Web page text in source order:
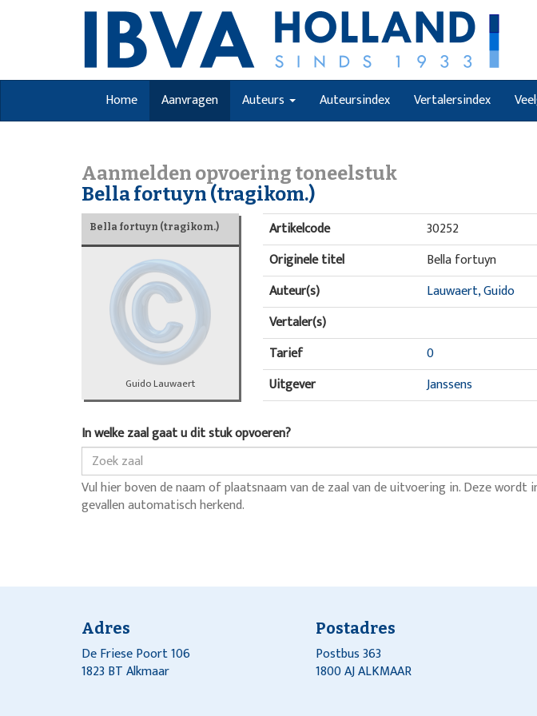
Home Aanvragen Auteurs Auteursindex Vertalersindex
Aanmelden opvoering toneelstuk
Bella fortuyn (tragikom.)
Bella fortuyn (tragikom.)
Guido Lauwaert
Artikelcode
30252
Originele titel
Bella fortuyn
Auteur(s)
Lauwaert, Guido
Vertaler(s)
Tarief
0
Uitgever
Janssens
In welke zaal gaat u dit stuk opvoeren?
Vul hier boven de naam of plaatsnaam van de zaal van de uitvoering in. Deze wordt
gevallen automatisch herkend.
Adres
De Friese Poort 106
1823 BT Alkmaar
Postadres
Postbus 363
1800 AJ ALKMAAR